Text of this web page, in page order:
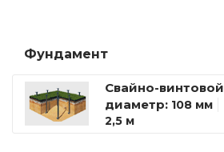
Фундамент
Свайно-винтовой
диаметр: 108 мм
2,5 м